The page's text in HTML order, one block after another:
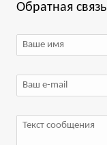
Обратная связь